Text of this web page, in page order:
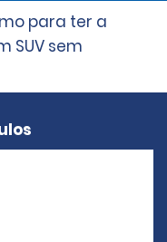
para ter a
SUV sem